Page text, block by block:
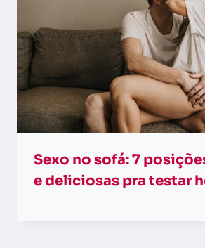
Sexo no sofá: 7
e deliciosas pra testar